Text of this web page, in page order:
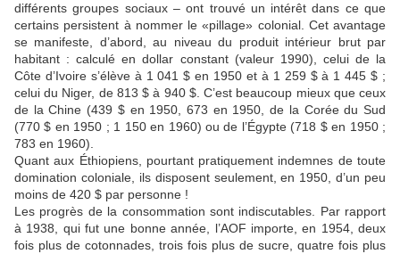
différents groupes sociaux – ont trouvé un intérêt dans ce que
certains persistent à nommer le «pillage» colonial. Cet avantage
se manifeste, d’abord, au niveau du produit intérieur brut par
habitant : calculé en dollar constant (valeur 1990), celui de la
Côte d’Ivoire s’élève à 1 041 $ en 1950 et à 1 259 $ à 1 445 $ ;
celui du Niger, de 813 $ à 940 $. C’est beaucoup mieux que ceux
de la Chine (439 $ en 1950, 673 en 1950, de la Corée du Sud
(770 $ en 1950 ; 1 150 en 1960) ou de l’Égypte (718 $ en 1950 ;
783 en 1960).
Quant aux Éthiopiens, pourtant pratiquement indemnes de toute
domination coloniale, ils disposent seulement, en 1950, d’un peu
moins de 420 $ par personne !
Les progrès de la consommation sont indiscutables. Par rapport
à 1938, qui fut une bonne année, l’AOF importe, en 1954, deux
fois plus de cotonnades, trois fois plus de sucre, quatre fois plus